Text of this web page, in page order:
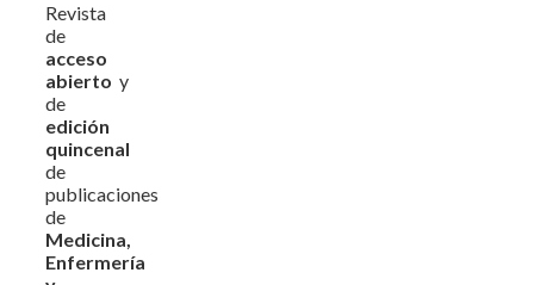
Revista
de
acceso
abierto y
de
edición
quincenal
de
publicaciones
de
Medicina,
Enfermería